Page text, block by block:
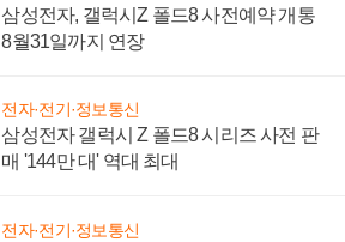
삼성전자, 갤럭시Z 폴드8 사전예약 개통
8월31일까지 연장
전자·전기·정보통신
삼성전자 갤럭시 Z 폴드8 시리즈 사전 판
매 '144만 대' 역대 최대
전자·전기·정보통신